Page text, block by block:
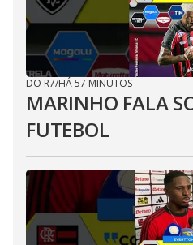
DO R7/HÁ 57 MINUTOS
MARINHO FALA
FUTEBOL